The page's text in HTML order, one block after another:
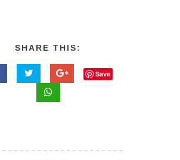
SHARE THIS:
Save